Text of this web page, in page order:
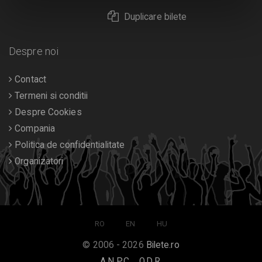
Duplicare bilete
Despre noi
Contact
Termeni si conditii
Despre Cookies
Compania
Politica de confidentialitate
Organizatori
RO EN HU
© 2006 - 2026 Bilete.ro